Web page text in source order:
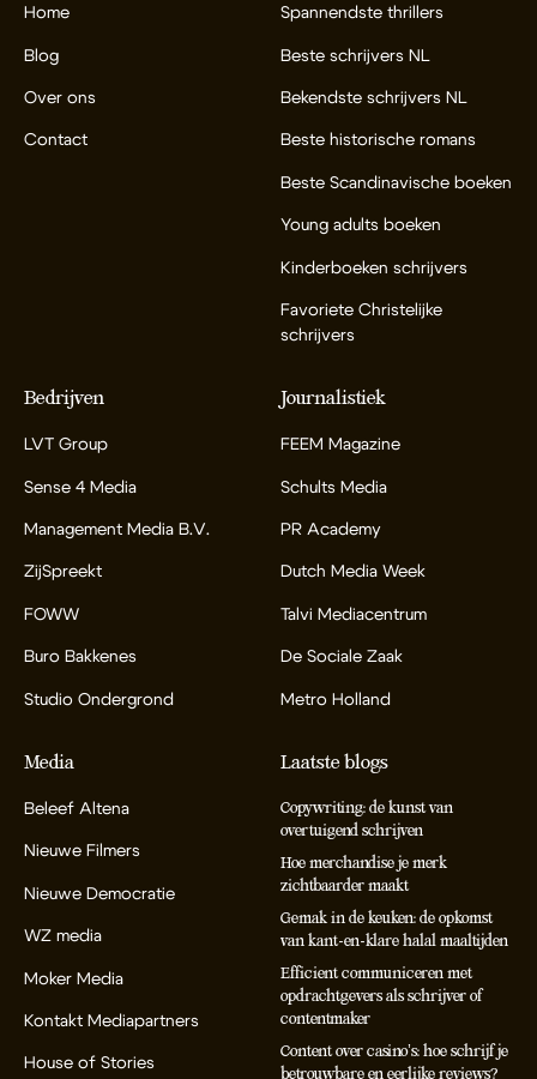
Home
Blog
Over ons
Contact
Spannendste thrillers
Beste schrijvers NL
Bekendste schrijvers NL
Beste historische romans
Beste Scandinavische boeken
Young adults boeken
Kinderboeken schrijvers
Favoriete Christelijke
schrijvers
Bedrijven
LVT Group
Sense 4 Media
Management Media B.V.
ZijSpreekt
FOWW
Buro Bakkenes
Studio Ondergrond
Journalistiek
FEEM Magazine
Schults Media
PR Academy
Dutch Media Week
Talvi Mediacentrum
De Sociale Zaak
Metro Holland
Media
Beleef Altena
Nieuwe Filmers
Nieuwe Democratie
WZ media
Moker Media
Kontakt Mediapartners
House of Stories
Laatste blogs
Copywriting: de kunst van
overtuigend schrijven
Hoe merchandise je merk
zichtbaarder maakt
Gemak in de keuken: de opkomst
van kant-en-klare halal maaltijden
Efficient communiceren met
opdrachtgevers als schrijver of
contentmaker
Content over casino’s: hoe schrijf je
betrouwbare en eerlijke reviews?